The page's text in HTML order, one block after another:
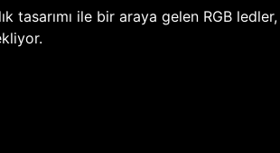
tasarımı ile bir araya gelen RGB